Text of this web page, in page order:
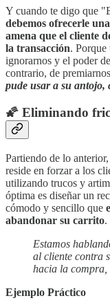
Y cuando te digo que
debemos ofrecerle
amena que el cliente
la transacción. Porque
ignorarnos y el poder
contrario, de
pude usar a su antojo,
🌠 Eliminando
Partiendo de lo
reside en forzar a los
utilizando trucos y
óptima es diseñar un
cómodo y sencillo que
abandonar su carrito.
Estamos
al cliente contra
hacia la compra,
Ejemplo Práctico